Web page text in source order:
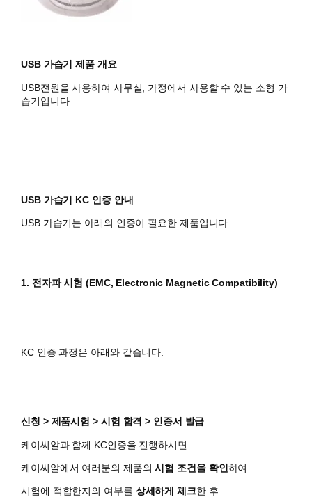
USB 가습기 제품 개요
USB전원을 사용하여 사무실, 가정에서 사용할 수 있는 소형 가
습기입니다.
USB 가습기 KC 인증 안내
USB 가습기는 아래의 인증이 필요한 제품입니다.
1. 전자파 시험 (EMC, Electronic Magnetic Compatibility)
KC 인증 과정은 아래와 같습니다.
신청 > 제품시험 > 시험 합격 > 인증서 발급
케이씨알과 함께 KC인증을 진행하시면
​케이씨알에서 여러분의 제품의시험 조건을 확인 하여
시험에 적합한지의 여부를 상세하게 체크한 후